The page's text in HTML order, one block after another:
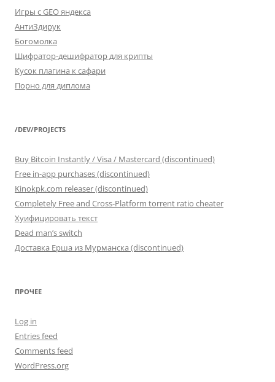
Игры с GEO яндекса
АнтиЗдирук
Богомолка
Шифратор-дешифратор для крипты
Кусок плагина к сафари
Порно для диплома
/DEV/PROJECTS
Buy Bitcoin Instantly / Visa / Mastercard (discontinued)
Free in-app purchases (discontinued)
Kinokpk.com releaser (discontinued)
Completely Free and Cross-Platform torrent ratio cheater
Хуифицировать текст
Dead man’s switch
Доставка Ерша из Мурманска (discontinued)
ПРОЧЕЕ
Log in
Entries feed
Comments feed
WordPress.org